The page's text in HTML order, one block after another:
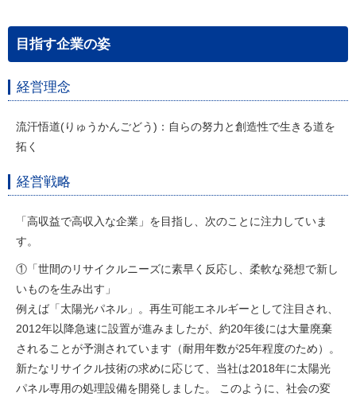
目指す企業の姿
経営理念
流汗悟道(りゅうかんごどう)：自らの努力と創造性で生きる道を
拓く
経営戦略
「高収益で高収入な企業」を目指し、次のことに注力していま
す。
①「世間のリサイクルニーズに素早く反応し、柔軟な発想で新し
いものを生み出す」
例えば「太陽光パネル」。再生可能エネルギーとして注目され、
2012年以降急速に設置が進みましたが、約20年後には大量廃棄
されることが予測されています（耐用年数が25年程度のため）。
新たなリサイクル技術の求めに応じて、当社は2018年に太陽光
パネル専用の処理設備を開発しました。 このように、社会の変